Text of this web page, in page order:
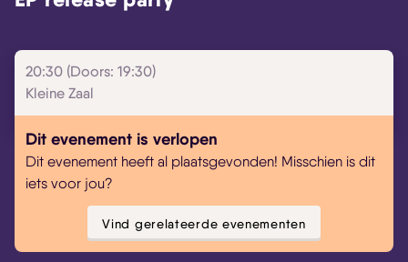
20:30 (Doors: 19:30)
Kleine Zaal
Dit evenement is verlopen
Dit evenement heeft al plaatsgevonden! Misschien is dit
iets voor jou?
Vind gerelateerde evenementen